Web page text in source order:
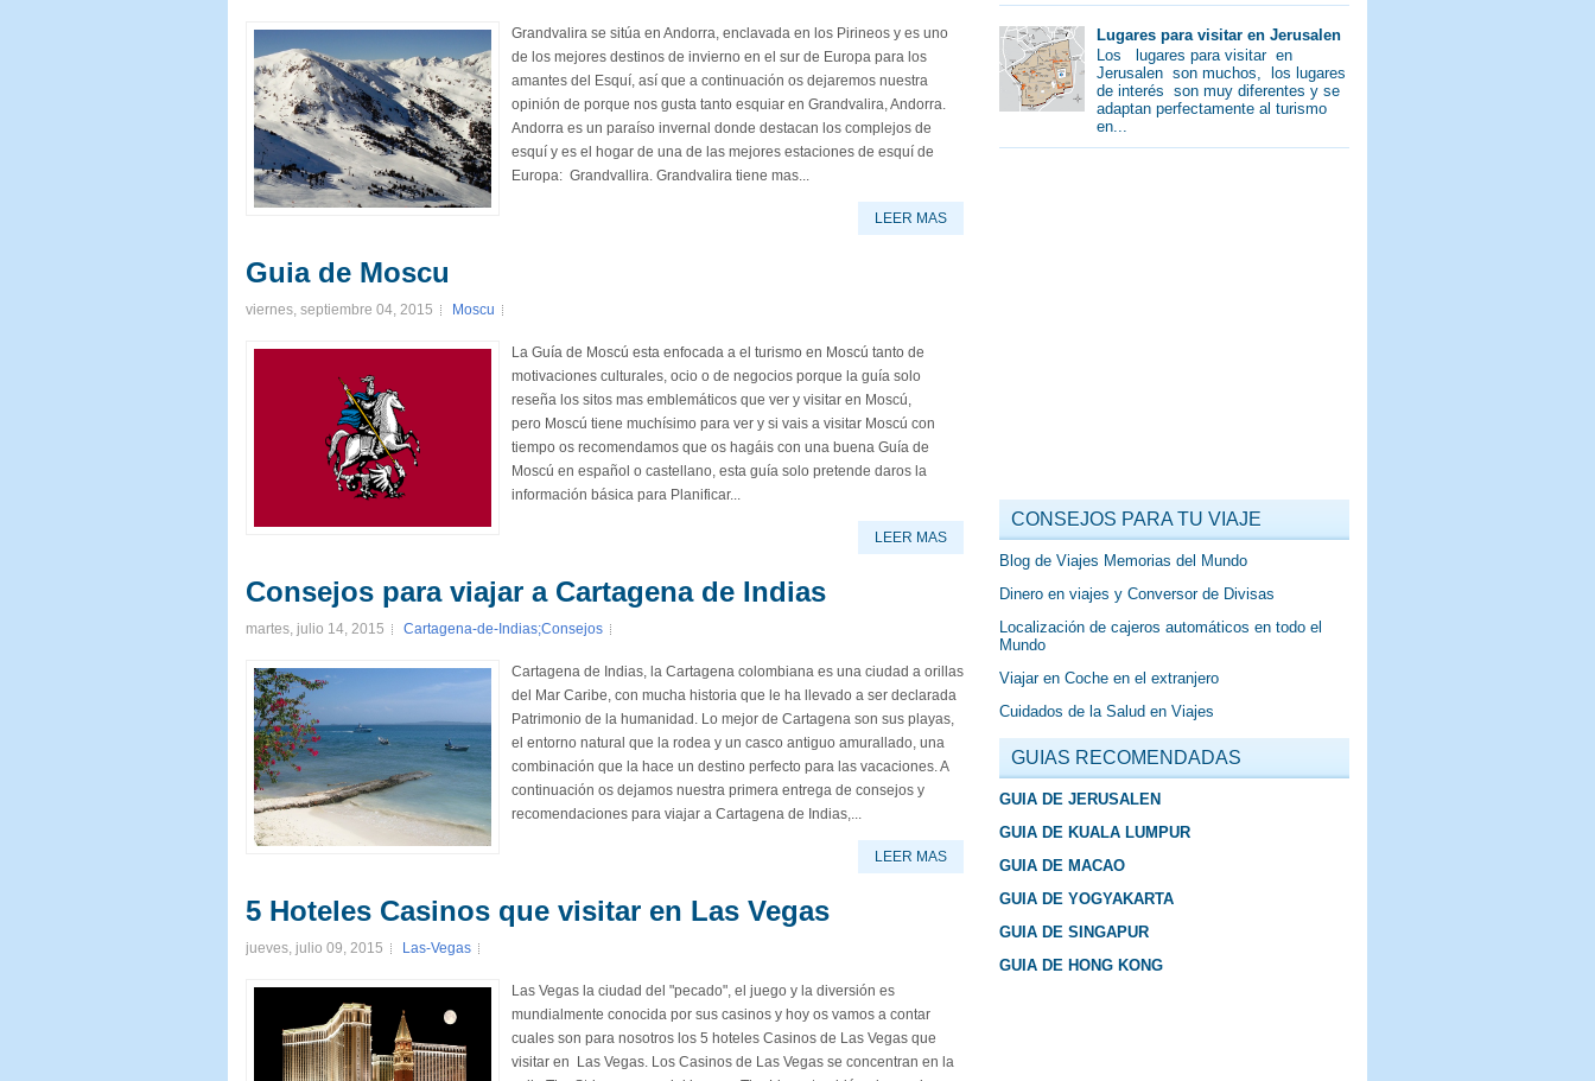
Grandvalira se sitúa en Andorra, enclavada en los Pirineos y es uno
de los mejores destinos de invierno en el sur de Europa para los
amantes del Esquí, así que a continuación os dejaremos nuestra
opinión de porque nos gusta tanto esquiar en Grandvalira, Andorra.
Andorra es un paraíso invernal donde destacan los complejos de
esquí y es el hogar de una de las mejores estaciones de esquí de
Europa: Grandvallira. Grandvalira tiene mas...
LEER MAS
Guia de Moscu
viernes, septiembre 04, 2015 Moscu
La Guía de Moscú esta enfocada a el turismo en Moscú tanto de
motivaciones culturales, ocio o de negocios porque la guía solo
reseña los sitos mas emblemáticos que ver y visitar en Moscú,
pero Moscú tiene muchísimo para ver y si vais a visitar Moscú con
tiempo os recomendamos que os hagáis con una buena Guía de
Moscú en español o castellano, esta guía solo pretende daros la
información básica para Planificar...
LEER MAS
Consejos para viajar a Cartagena de Indias
martes, julio 14, 2015 Cartagena-de-Indias;Consejos
Cartagena de Indias, la Cartagena colombiana es una ciudad a orillas
del Mar Caribe, con mucha historia que le ha llevado a ser declarada
Patrimonio de la humanidad. Lo mejor de Cartagena son sus playas,
el entorno natural que la rodea y un casco antiguo amurallado, una
combinación que la hace un destino perfecto para las vacaciones. A
continuación os dejamos nuestra primera entrega de consejos y
recomendaciones para viajar a Cartagena de Indias,...
LEER MAS
5 Hoteles Casinos que visitar en Las Vegas
jueves, julio 09, 2015 Las-Vegas
Las Vegas la ciudad del "pecado", el juego y la diversión es
mundialmente conocida por sus casinos y hoy os vamos a contar
cuales son para nosotros los 5 hoteles Casinos de Las Vegas que
visitar en Las Vegas. Los Casinos de Las Vegas se concentran en la
Lugares para visitar en Jerusalen
Los lugares para visitar en
Jerusalen son muchos, los lugares
de interés son muy diferentes y se
adaptan perfectamente al turismo
en...
CONSEJOS PARA TU VIAJE
Blog de Viajes Memorias del Mundo
Dinero en viajes y Conversor de Divisas
Localización de cajeros automáticos en todo el
Mundo
Viajar en Coche en el extranjero
Cuidados de la Salud en Viajes
GUIAS RECOMENDADAS
GUIA DE JERUSALEN
GUIA DE KUALA LUMPUR
GUIA DE MACAO
GUIA DE YOGYAKARTA
GUIA DE SINGAPUR
GUIA DE HONG KONG